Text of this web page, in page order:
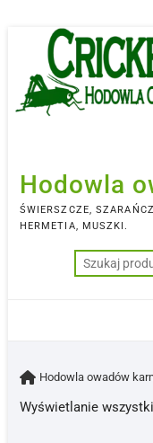
content
Hodowla
ŚWIERSZCZE,
HERMETIA, MUSZKI.
Hodowla owadów
Wyświetlanie